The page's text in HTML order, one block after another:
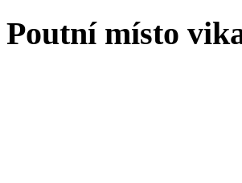
Poutní místo